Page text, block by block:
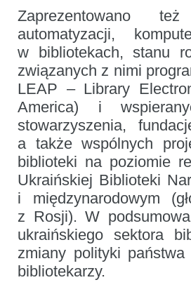
Zaprezentowano
automatyzacji,
w bibliotekach, stanu
związanych z nimi
LEAP – Library
America) i
stowarzyszenia,
a także wspólnych
biblioteki na poziomie
Ukraińskiej Biblioteki
i międzynarodowym
z Rosji). W
ukraińskiego sektora
zmiany polityki
bibliotekarzy.